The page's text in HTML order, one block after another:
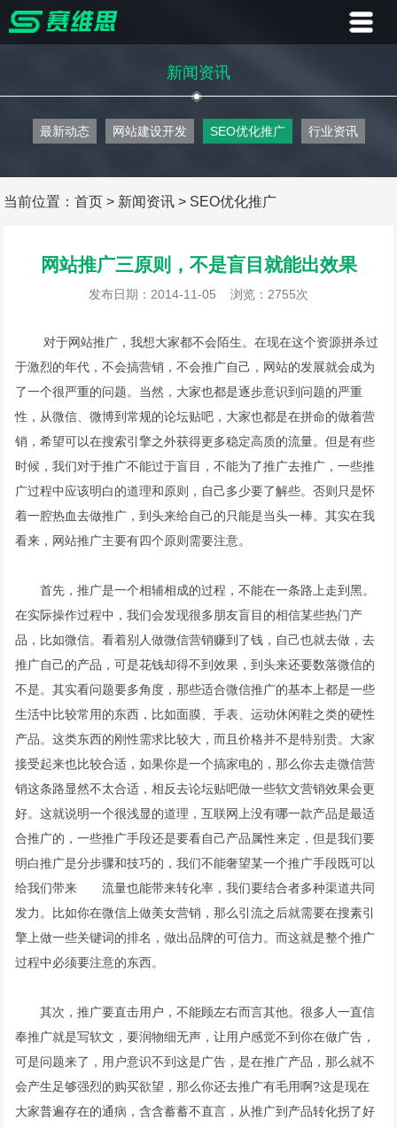
新闻资讯
最新动态 网站建设开发 SEO优化推广 行业资讯
当前位置：首页 > 新闻资讯 > SEO优化推广
网站推广三原则，不是盲目就能出效果
发布日期：2014-11-05 浏览：2755次
对于网站推广，我想大家都不会陌生。在现在这个资源拼杀过
于激烈的年代，不会搞营销，不会推广自己，网站的发展就会成为
了一个很严重的问题。当然，大家也都是逐步意识到问题的严重
性，从微信、微博到常规的论坛贴吧，大家也都是在拼命的做着营
销，希望可以在搜索引擎之外获得更多稳定高质的流量。但是有些
时候，我们对于推广不能过于盲目，不能为了推广去推广，一些推
广过程中应该明白的道理和原则，自己多少要了解些。否则只是怀
着一腔热血去做推广，到头来给自己的只能是当头一棒。其实在我
看来，网站推广主要有四个原则需要注意。
首先，推广是一个相辅相成的过程，不能在一条路上走到黑。
在实际操作过程中，我们会发现很多朋友盲目的相信某些热门产
品，比如微信。看着别人做微信营销赚到了钱，自己也就去做，去
推广自己的产品，可是花钱却得不到效果，到头来还要数落微信的
不是。其实看问题要多角度，那些适合微信推广的基本上都是一些
生活中比较常用的东西，比如面膜、手表、运动休闲鞋之类的硬性
产品。这类东西的刚性需求比较大，而且价格并不是特别贵。大家
接受起来也比较合适，如果你是一个搞家电的，那么你去走微信营
销这条路显然不太合适，相反去论坛贴吧做一些软文营销效果会更
好。这就说明一个很浅显的道理，互联网上没有哪一款产品是最适
合推广的，一些推广手段还是要看自己产品属性来定，但是我们要
明白推广是分步骤和技巧的，我们不能奢望某一个推广手段既可以
给我们带来 流量也能带来转化率，我们要结合者多种渠道共同
发力。比如你在微信上做美女营销，那么引流之后就需要在搜素引
擎上做一些关键词的排名，做出品牌的可信力。而这就是整个推广
过程中必须要注意的东西。
其次，推广要直击用户，不能顾左右而言其他。很多人一直信
奉推广就是写软文，要润物细无声，让用户感觉不到你在做广告，
可是问题来了，用户意识不到这是广告，是在推广产品，那么就不
会产生足够强烈的购买欲望，那么你还去推广有毛用啊?这是现在
大家普遍存在的通病，含含蓄蓄不直言，从推广到产品转化拐了好